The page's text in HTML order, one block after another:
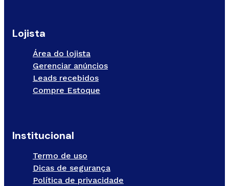
Lojista
Área do lojista
Gerenciar anúncios
Leads recebidos
Compre Estoque
Institucional
Termo de uso
Dicas de segurança
Política de privacidade